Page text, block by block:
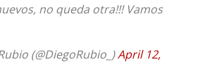
no queda otra!!! Vamos
(@DiegoRubio_)April 12,